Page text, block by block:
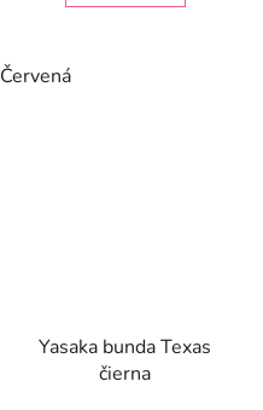
Červená
Yasaka bunda Texas
čierna